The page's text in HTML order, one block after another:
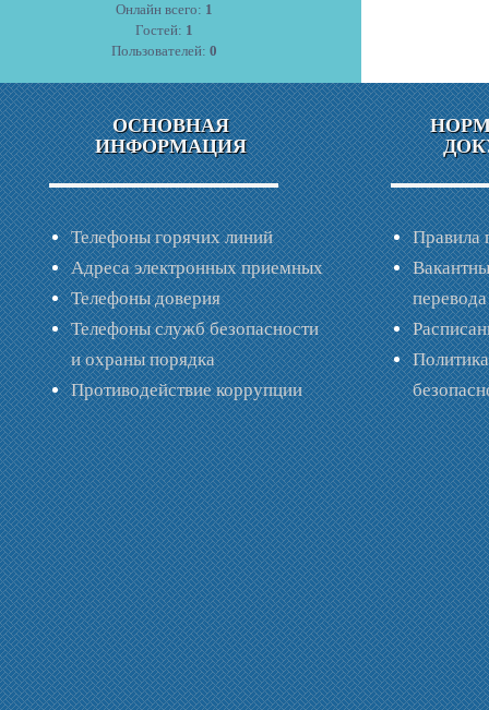
Онлайн всего: 1
Гостей: 1
Пользователей: 0
ОСНОВНАЯ
ИНФОРМАЦИЯ
Телефоны горячих линий
Адреса электронных приемных
Телефоны доверия
Телефоны служб безопасности
и охраны порядка
Противодействие коррупции
Правила
перевода